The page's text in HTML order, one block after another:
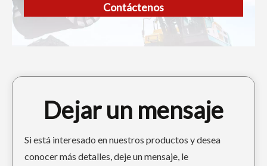
Contáctenos
Dejar un mensaje
Si está interesado en nuestros productos y desea
conocer más detalles, deje un mensaje, le